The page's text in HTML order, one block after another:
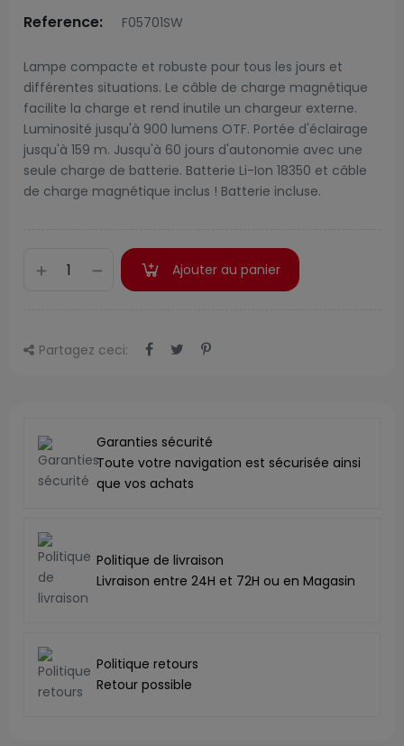
Reference: F05701SW
Lampe compacte et robuste pour tous les jours et
différentes situations. Le câble de charge magnétique
facilite la charge et rend inutile un chargeur externe.
Luminosité jusqu'à 900 lumens OTF. Portée d'éclairage
jusqu'à 159 m. Jusqu'à 60 jours d'autonomie avec une
seule charge de batterie. Batterie Li-Ion 18350 et câble
de charge magnétique inclus ! Batterie incluse.
Ajouter au panier
Partagez ceci:
Garanties sécurité
Toute votre navigation est sécurisée ainsi
que vos achats
Politique de livraison
Livraison entre 24H et 72H ou en Magasin
Politique retours
Retour possible